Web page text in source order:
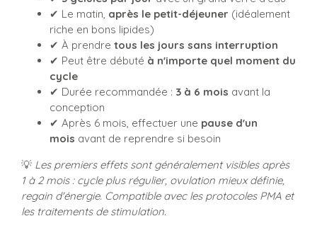
✔ Le matin, après le petit-déjeuner (idéalement
riche en bons lipides)
✔ À prendre tous les jours sans interruption
✔ Peut être débuté à n'importe quel moment du
cycle
✔ Durée recommandée : 3 à 6 mois avant la
conception
✔ Après 6 mois, effectuer une pause d'un
mois avant de reprendre si besoin
💡 Les premiers effets sont généralement visibles après
1 à 2 mois : cycle plus régulier, ovulation mieux définie,
regain d'énergie. Compatible avec les protocoles PMA et
les traitements de stimulation.